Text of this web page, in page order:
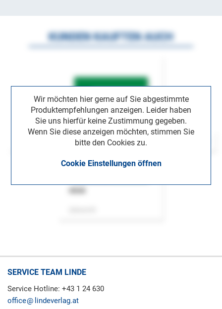
Wir möchten hier gerne auf Sie abgestimmte
Produktempfehlungen anzeigen. Leider haben
Sie uns hierfür keine Zustimmung gegeben.
Wenn Sie diese anzeigen möchten, stimmen Sie
bitte den Cookies zu.
Cookie Einstellungen öffnen
KUNDEN KAUFTEN AUCH
ASok
SERVICE TEAM LINDE
Service Hotline: +43 1 24 630
office
lindeverlag.at